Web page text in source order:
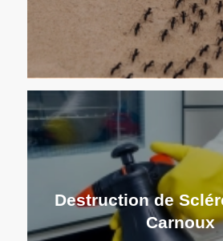
Destruction de
Carnoux